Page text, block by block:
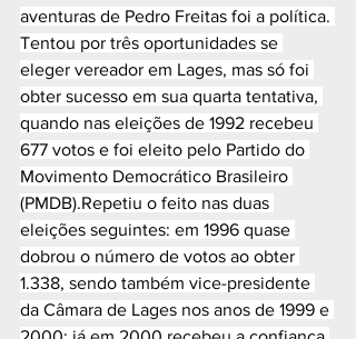
aventuras de Pedro Freitas foi a política.
Tentou por três oportunidades se
eleger vereador em Lages, mas só foi
obter sucesso em sua quarta tentativa,
quando nas eleições de 1992 recebeu
677 votos e foi eleito pelo Partido do
Movimento Democrático Brasileiro
(PMDB).Repetiu o feito nas duas
eleições seguintes: em 1996 quase
dobrou o número de votos ao obter
1.338, sendo também vice-presidente
da Câmara de Lages nos anos de 1999 e